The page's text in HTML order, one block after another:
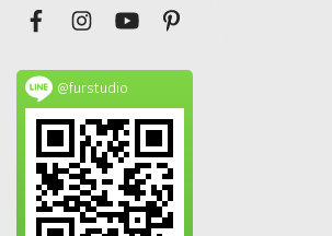
@furstudio